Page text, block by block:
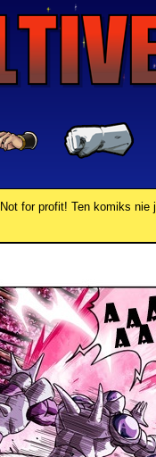
Not for profit! Ten komiks nie